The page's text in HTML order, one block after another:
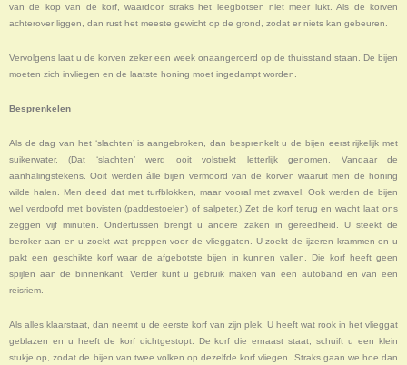
van de kop van de korf, waardoor straks het leegbotsen niet meer lukt. Als de korven
achterover liggen, dan rust het meeste gewicht op de grond, zodat er niets kan gebeuren.
Vervolgens laat u de korven zeker een week onaangeroerd op de thuisstand staan. De bijen
moeten zich invliegen en de laatste honing moet ingedampt worden.
Besprenkelen
Als de dag van het ‘slachten’ is aangebroken, dan besprenkelt u de bijen eerst rijkelijk met
suikerwater. (Dat ‘slachten’ werd ooit volstrekt letterlijk genomen. Vandaar de
aanhalingstekens. Ooit werden álle bijen vermoord van de korven waaruit men de honing
wilde halen. Men deed dat met turfblokken, maar vooral met zwavel. Ook werden de bijen
wel verdoofd met bovisten (paddestoelen) of salpeter.) Zet de korf terug en wacht laat ons
zeggen vijf minuten. Ondertussen brengt u andere zaken in gereedheid. U steekt de
beroker aan en u zoekt wat proppen voor de vlieggaten. U zoekt de ijzeren krammen en u
pakt een geschikte korf waar de afgebotste bijen in kunnen vallen. Die korf heeft geen
spijlen aan de binnenkant. Verder kunt u gebruik maken van een autoband en van een
reisriem.
Als alles klaarstaat, dan neemt u de eerste korf van zijn plek. U heeft wat rook in het vlieggat
geblazen en u heeft de korf dichtgestopt. De korf die ernaast staat, schuift u een klein
stukje op, zodat de bijen van twee volken op dezelfde korf vliegen. Straks gaan we hoe dan